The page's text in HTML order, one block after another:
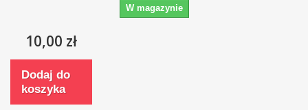
W magazynie
10,00 zł
Dodaj do
koszyka